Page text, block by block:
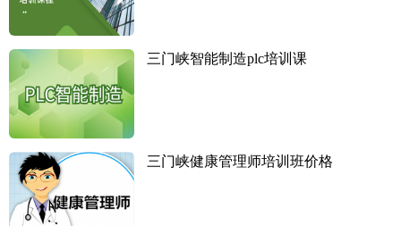
三门峡智能制造plc培训课
三门峡健康管理师培训班价格